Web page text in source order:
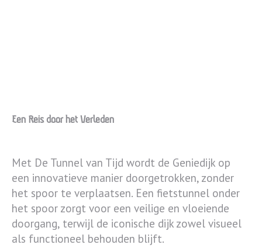
Een Reis door het Verleden
Met De Tunnel van Tijd wordt de Geniedijk op
een innovatieve manier doorgetrokken, zonder
het spoor te verplaatsen. Een fietstunnel onder
het spoor zorgt voor een veilige en vloeiende
doorgang, terwijl de iconische dijk zowel visueel
als functioneel behouden blijft.